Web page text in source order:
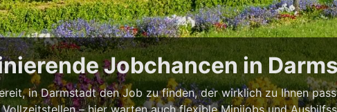
Jobchancen in
in Darmstadt den Job zu finden, der wirklich zu Ihnen